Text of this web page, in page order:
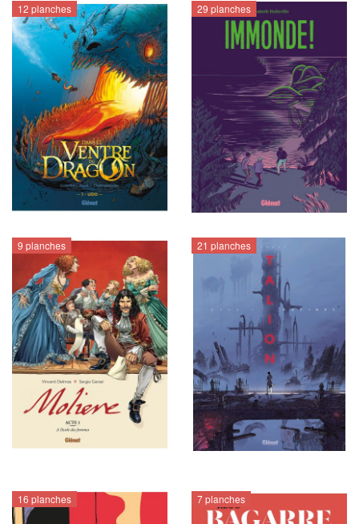
12 planches 29 planches
9 planches 21 planches
16 planches 7 planches